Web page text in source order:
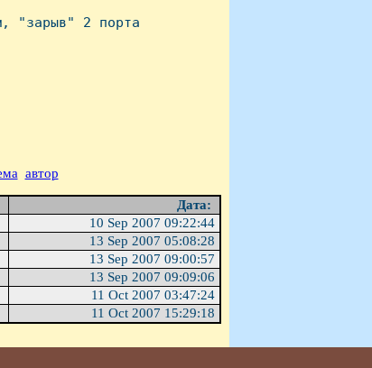
"зарыв" 2 порта
автор
Дата:
10 Sep 2007 09:22:44
13 Sep 2007 05:08:28
13 Sep 2007 09:00:57
13 Sep 2007 09:09:06
11 Oct 2007 03:47:24
11 Oct 2007 15:29:18